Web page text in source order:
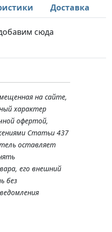
Доставка
сюда
на сайте,
характер
офертой,
Статьи 437
оставляет
его внешний
без